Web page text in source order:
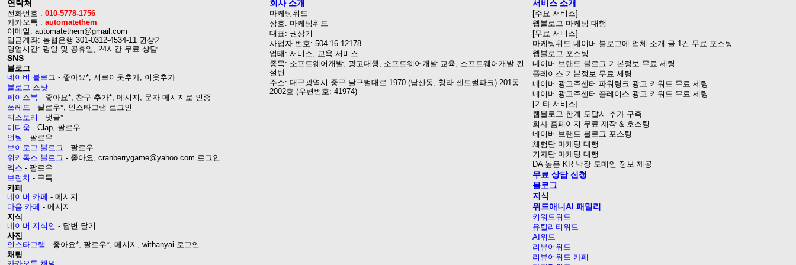
연락처
전화번호 : 010-5778-1756
카카오톡 : automatethem
이메일: automatethem@gmail.com
입금계좌: 농협은행 301-0312-4534-11 권상기
영업시간: 평일 및 공휴일, 24시간 무료 상담
SNS
블로그
네이버 블로그 - 좋아요*, 서로이웃추가, 이웃추가
블로그 스팟
페이스북 - 좋아요*, 찬구 추가*, 메시지, 문자 메시지로 인증
쓰레드 - 팔로우*, 인스타그램 로그인
티스토리 - 댓글*
미디움 - Clap, 팔로우
언틸 - 팔로우
브이로그 블로그 - 팔로우
위키독스 블로그 - 좋아요, cranberrygame@yahoo.com 로그인
엑스 - 팔로우
브런치 - 구독
카페
네이버 카페 - 메시지
다음 카페 - 메시지
지식
네이버 지식인 - 답변 달기
사진
인스타그램 - 좋아요*, 팔로우*, 메시지, withanyai 로그인
채팅
회사 소개
마케팅위드
상호: 마케팅위드
대표: 권상기
사업자 번호: 504-16-12178
업태: 서비스, 교육 서비스
종목: 소프트웨어개발, 광고대행, 소프트웨어개발 교육, 소프트웨어개발 컨
설틴
주소: 대구광역시 중구 달구벌대로 1970 (남산동, 청라 센트럴파크) 201동
2002호 (우편번호: 41974)
서비스 소개
[주요 서비스]
웹블로그 마케팅 대행
[무료 서비스]
마케팅위드 네이버 블로그에 업체 소개 글 1건 무료 포스팅
웹블로그 포스팅
네이버 브랜드 블로그 기본정보 무료 세팅
플레이스 기본정보 무료 세팅
네이버 광고주센터 파워링크 광고 키워드 무료 세팅
네이버 광고주센터 플레이스 광고 키워드 무료 세팅
[기타 서비스]
웹블로그 한계 도달시 추가 구축
회사 홈페이지 무료 제작 & 호스팅
네이버 브랜드 블로그 포스팅
체험단 마케팅 대행
기자단 마케팅 대행
DA 높은 KR 낙장 도메인 정보 제공
무료 상담 신청
블로그
지식
위드애니AI 패밀리
키워드위드
유틸리티위드
AI위드
리뷰어위드
리뷰어위드 카페